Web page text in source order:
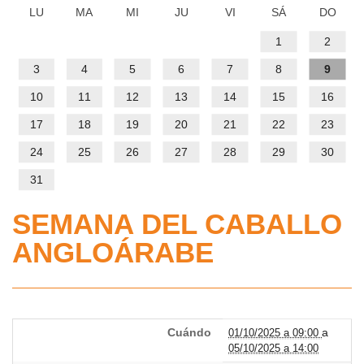
IMD
Somos
Estatutos
Sedes
administrativas
atención
Gestión
precios
públicos
selectivos
para
la
contratación
PROGRAMAS DEPORTIVOS
Centros
interactivo
Reglamento
de
de
Información
IMD
de
inclusión
en
el
LU MA MI JU VI SÁ DO
1 2
3 4 5 6 7 8 9
10 11 12 13 14 15 16
17 18 19 20 21 22 23
24 25 26 27 28 29 30
31
SEMANA DEL CABALLO
ANGLOÁRABE
Cuándo 01/10/2025 a 09:00 a
05/10/2025 a 14:00